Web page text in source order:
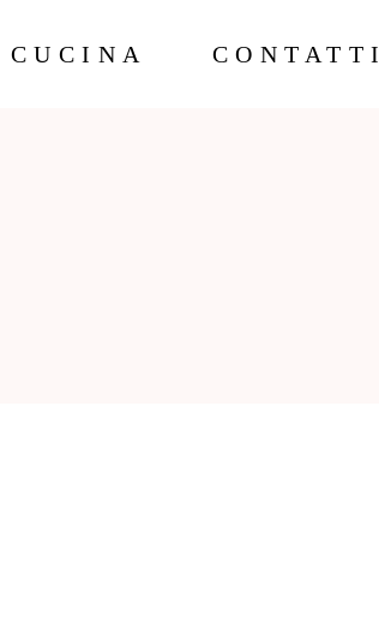
CONTATTI